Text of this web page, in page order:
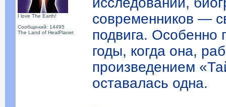
I love The Earth!
Сообщений: 14495
The Land of HealPlanet
современников —
подвига. Особенно
годы, когда она,
произведением
оставалась одна.